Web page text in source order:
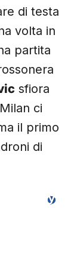
di testa
volta in
partita
sfiora
ci
il primo
di